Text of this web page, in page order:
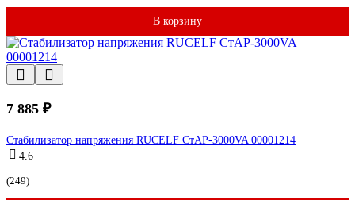
В корзину
7 885 ₽
Стабилизатор напряжения RUCELF СтАР-3000VA 00001214
4.6
(249)